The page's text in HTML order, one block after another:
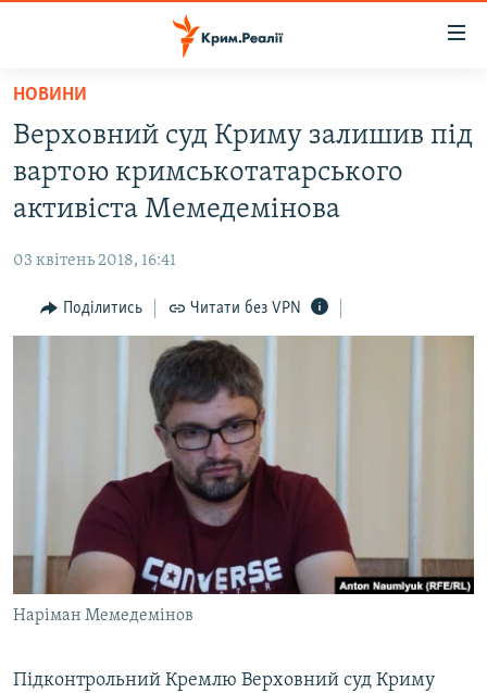
Перейти
основного
матеріалу
Перейти
до
основної
Перейти
до
ВОДА.КРИМ
ВІДЕО ТА ФОТО
БЛОГИ
ПОГЛЯД
ВІДЕОУРОКИ «ELIFBE»
СВІДЧЕННЯ ОКУПАЦІЇ
УКРАЇНСЬКА ПРОБЛЕМА КРИМУ
ІНФОГРАФІКА
ЯК ОБІЙТИ БЛОКУВАННЯ
Русский
Qırımtatar
ДОЛУЧАЙСЯ!
НОВИНИ
Верховний суд Криму залишив під
вартою кримськотатарського
активіста Мемедемінова
03 квітень 2018, 16:41
Поділитись Читати без VPN
Наріман Мемедемінов
Підконтрольний Кремлю Верховний суд Криму